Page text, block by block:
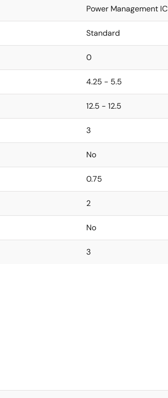
Power Management IC
Standard
0
4.25 - 5.5
12.5 - 12.5
3
No
0.75
2
No
3